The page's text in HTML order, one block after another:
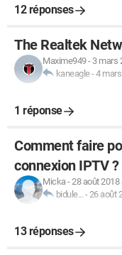
12 réponses
The Realtek
Maxime949- 3 mars
kaneagle-4
1 réponse
Comment faire
connexion IPTV ?
Micka-28 août 2018
bidule... -26 août
13 réponses